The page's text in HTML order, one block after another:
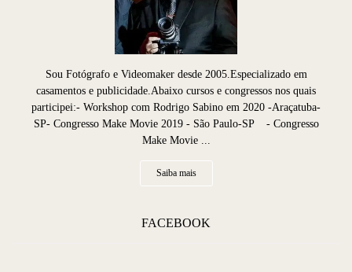
Sou Fotógrafo e Videomaker desde 2005.Especializado em
casamentos e publicidade.Abaixo cursos e congressos nos quais
participei:- Workshop com Rodrigo Sabino em 2020 -Araçatuba-
SP- Congresso Make Movie 2019 - São Paulo-SP - Congresso
Make Movie ...
Saiba mais
FACEBOOK